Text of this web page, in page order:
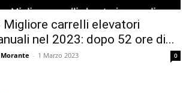
Migliore carrelli elevatori
nel 2023: dopo 52 ore di...
Morante - 1 Marzo 2023 0